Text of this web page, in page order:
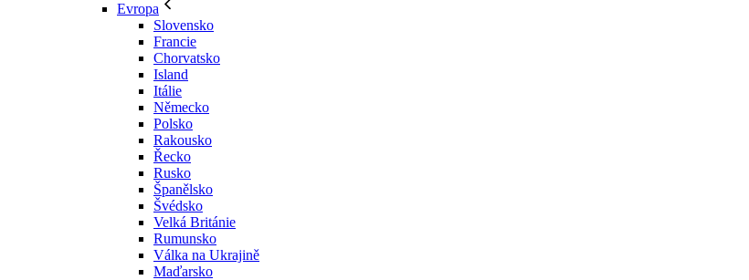
Evropa
Slovensko
Francie
Chorvatsko
Island
Itálie
Německo
Polsko
Rakousko
Řecko
Rusko
Španělsko
Švédsko
Velká Británie
Rumunsko
Válka na Ukrajině
Maďarsko